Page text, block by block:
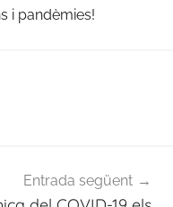
i pandèmies!
Entrada següent